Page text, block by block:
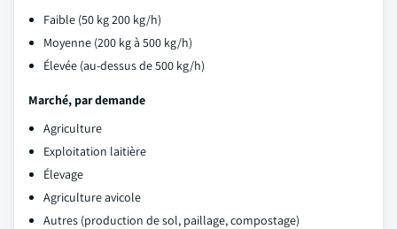
Faible (50 kg 200 kg/h)
Moyenne (200 kg à 500 kg/h)
Élevée (au-dessus de 500 kg/h)
Marché, par demande
Agriculture
Exploitation laitière
Élevage
Agriculture avicole
Autres (production de sol, paillage, compostage)